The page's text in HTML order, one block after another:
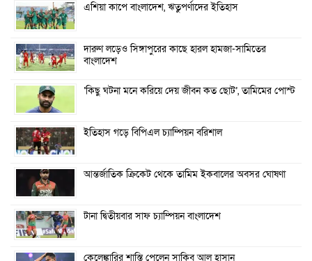
এশিয়া কাপে বাংলাদেশ, ঋতুপর্ণাদের ইতিহাস
দারুণ লড়েও সিঙ্গাপুরের কাছে হারল হামজা-সামিতের
বাংলাদেশ
‘কিছু ঘটনা মনে করিয়ে দেয় জীবন কত ছোট’, তামিমের পোস্ট
ইতিহাস গড়ে বিপিএল চ্যাম্পিয়ন বরিশাল
আন্তর্জাতিক ক্রিকেট থেকে তামিম ইকবালের অবসর ঘোষণা
টানা দ্বিতীয়বার সাফ চ্যাম্পিয়ন বাংলাদেশ
কেলেঙ্কারির শাস্তি পেলেন সাকিব আল হাসান